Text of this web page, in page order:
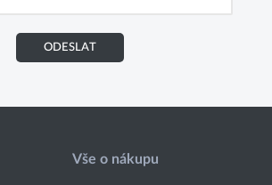
ODESLAT
Vše o nákupu